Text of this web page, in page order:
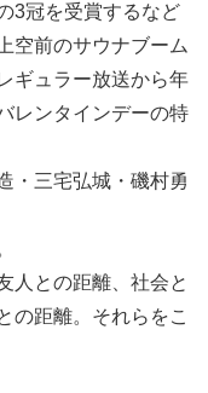
3冠を受賞するなど
空前のサウナブーム
ギュラー放送から年
レンタインデーの特
・三宅弘城・磯村勇
人との距離、社会と
の距離。それらをこ